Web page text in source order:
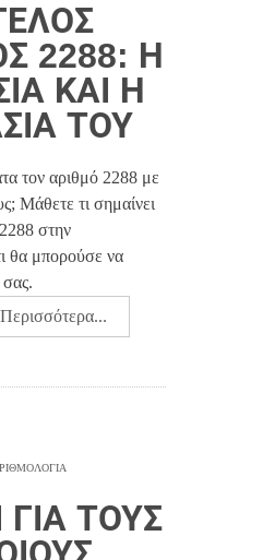
2288: Η
ΚΑΙ Η
ΤΟΥ
τον αριθμό 2288 με
Μάθετε τι σημαίνει
στην
θα μπορούσε να
ΓΙΑ ΤΟΥΣ